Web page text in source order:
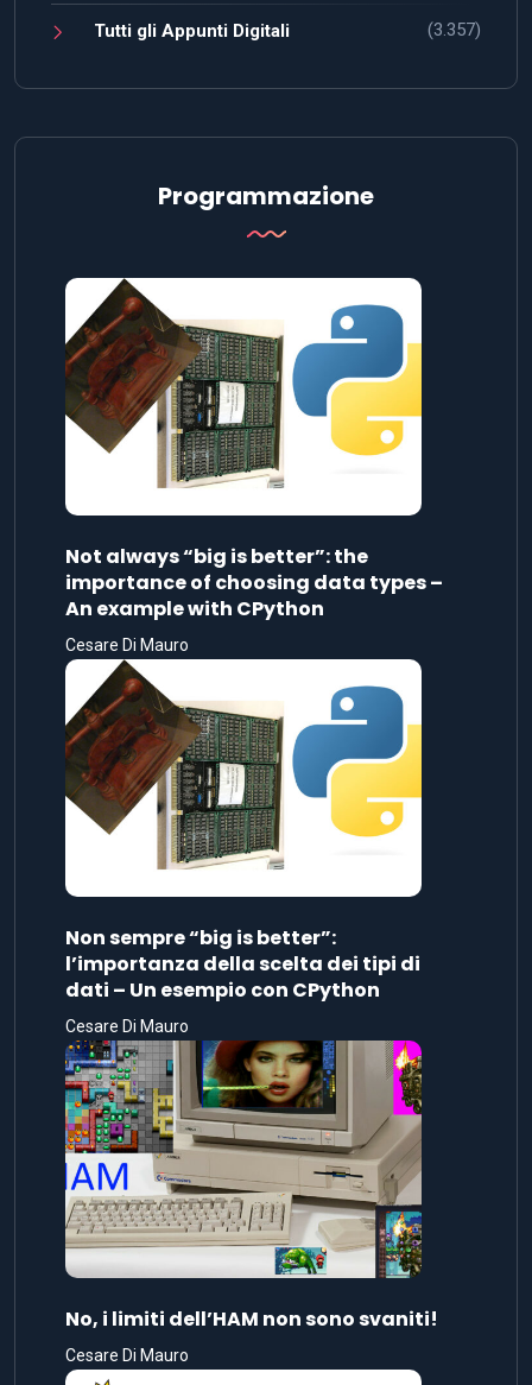
Tutti gli Appunti Digitali (3.357)
Programmazione
Not always “big is better”: the
importance of choosing data types –
An example with CPython
Cesare Di Mauro
Non sempre “big is better”:
l’importanza della scelta dei tipi di
dati – Un esempio con CPython
Cesare Di Mauro
No, i limiti dell’HAM non sono svaniti!
Cesare Di Mauro